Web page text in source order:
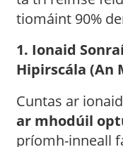
tiomáint 90%
1. Ionaid
Hipirscála (An
Cuntas ar
ar mhodúil
príomh-inneall